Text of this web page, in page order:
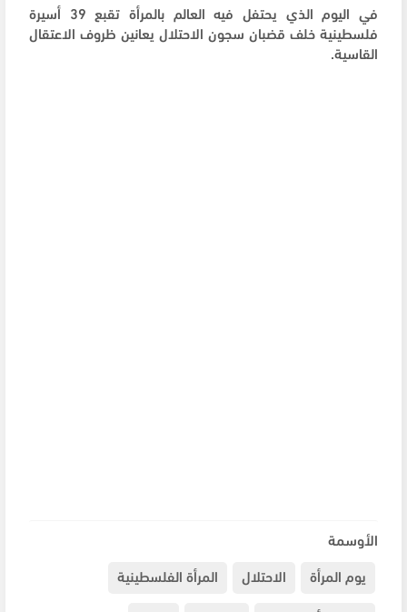
في اليوم الذي يحتفل فيه العالم بالمرأة تقبع 39 أسيرة
فلسطينية خلف قضبان سجون الاحتلال يعانين ظروف الاعتقال
القاسية.
الأوسمة
يوم المرأة
الاحتلال
المرأة الفلسطينية